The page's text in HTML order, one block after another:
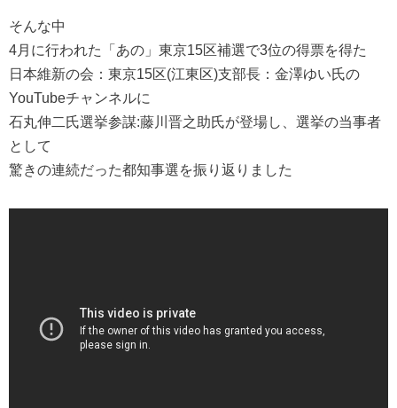
そんな中
4月に行われた「あの」東京15区補選で3位の得票を得た
日本維新の会：東京15区(江東区)支部長：金澤ゆい氏の
YouTubeチャンネルに
石丸伸二氏選挙参謀:藤川晋之助氏が登場し、選挙の当事者
として
驚きの連続だった都知事選を振り返りました